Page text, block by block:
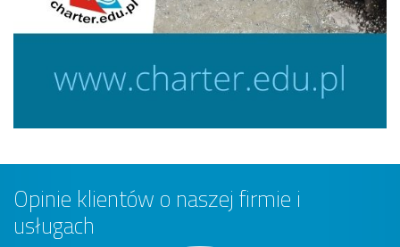
Opinie klientów o naszej firmie i
usługach